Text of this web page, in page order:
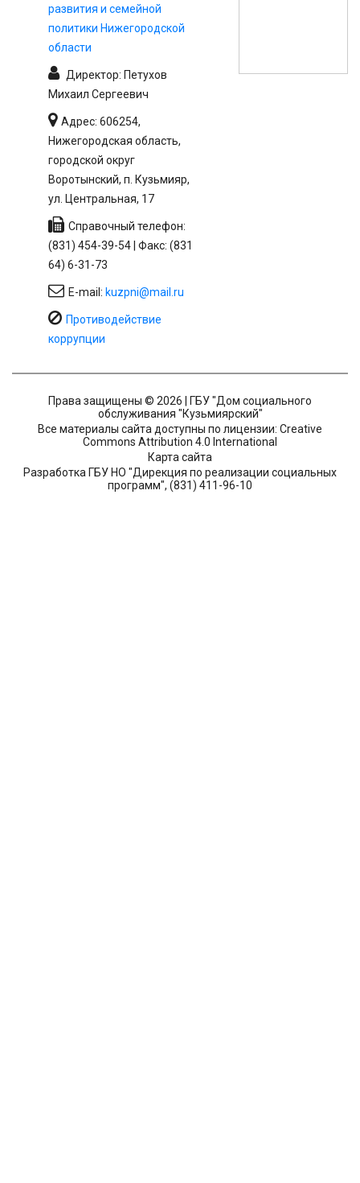
развития и семейной
политики Нижегородской
области
Директор: Петухов
Михаил Сергеевич
Адрес: 606254,
Нижегородская область,
городской округ
Воротынский, п. Кузьмияр,
ул. Центральная, 17
Справочный телефон:
(831) 454-39-54 | Факс: (831
64) 6-31-73
E-mail: kuzpni@mail.ru
Противодействие
коррупции
Права защищены © 2026 | ГБУ "Дом социального
обслуживания "Кузьмиярский"
Все материалы сайта доступны по лицензии: Creative
Commons Attribution 4.0 International
Карта сайта
Разработка ГБУ НО "Дирекция по реализации социальных
программ", (831) 411-96-10